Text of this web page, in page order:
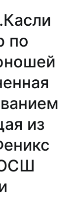
по
из